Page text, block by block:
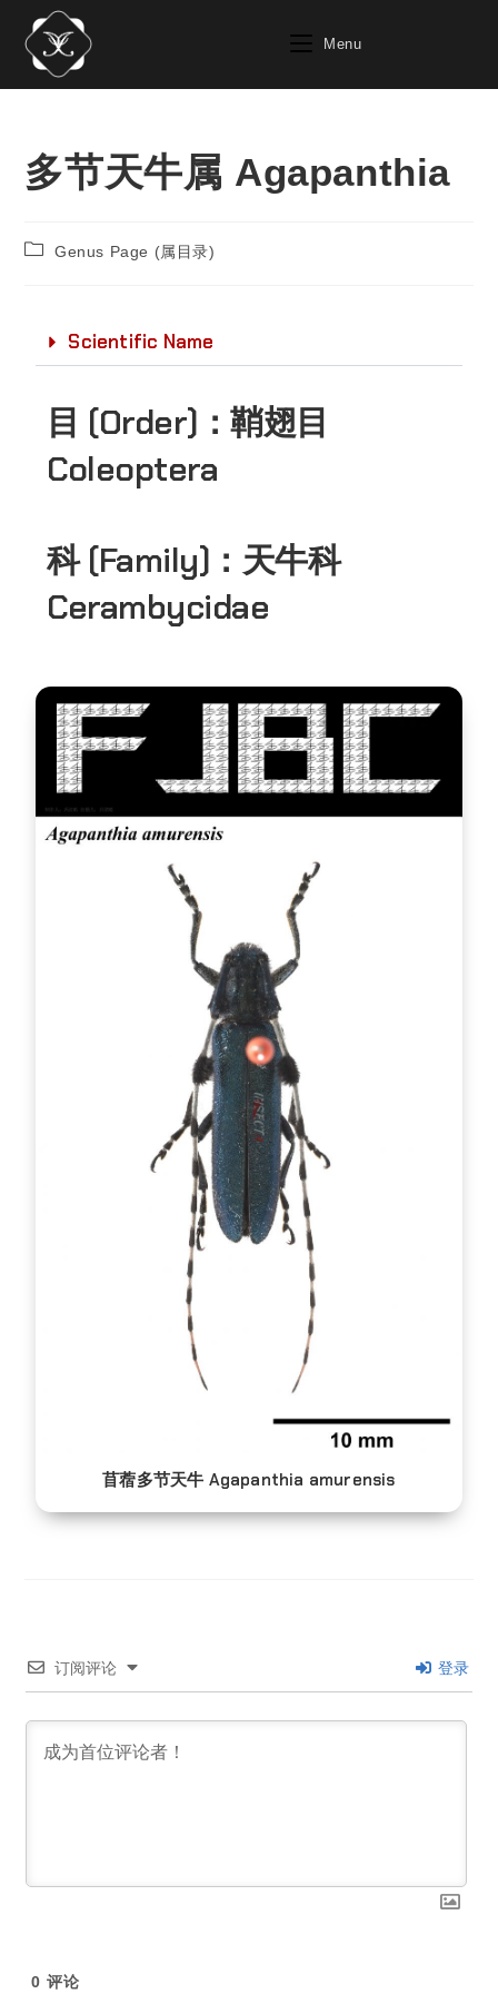
Menu
多节天牛属 Agapanthia
Genus Page (属目录)
Scientific Name
目 (Order)：鞘翅目
Coleoptera
科 (Family)： 天牛科
Cerambycidae
苜蓿多节天牛 Agapanthia amurensis
订阅评论 登录
0 评论